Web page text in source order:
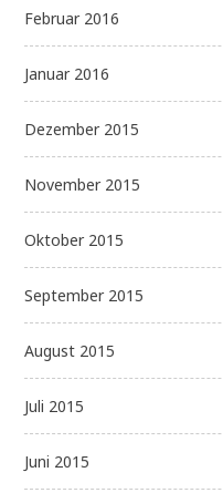
Februar 2016
Januar 2016
Dezember 2015
November 2015
Oktober 2015
September 2015
August 2015
Juli 2015
Juni 2015